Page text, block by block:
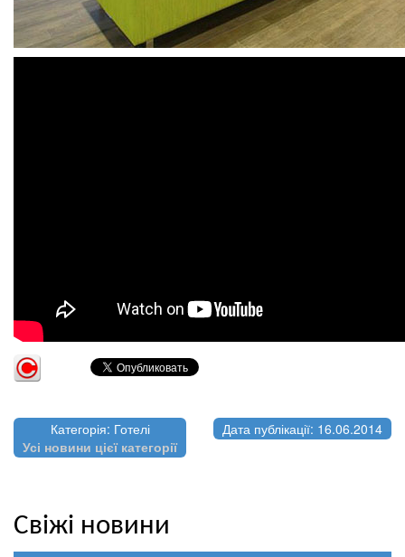
Категорія: Готелі
Усі новини цієї категорії
Дата публікації: 16.06.2014
Свіжі новини